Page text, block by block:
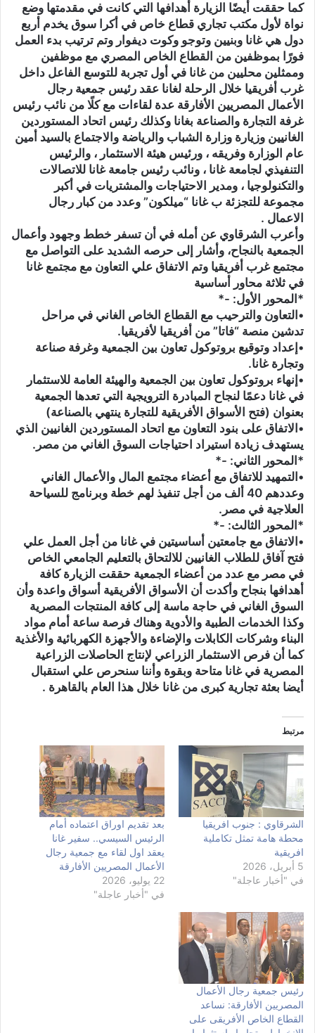
كما حققت أيضًا الزيارة أهدافها التي كانت في مقدمتها وضع
نواة لأول مكتب تجاري قطاع خاص في أكرا سوق يخدم أربع
دول هي غانا وبنيين وتوجو وكوت ديفوار وتم ترتيب بدء العمل
فورًا بموظفين من القطاع الخاص المصري مع موظفين
وممثلين محليين من غانا في أول تجربة للتوسع الفاعل داخل
غرب أفريقيا خلال الرحلة لغانا عقد رئيس جمعية رجال
الأعمال المصريين الأفارقة عدة لقاءات مع كلًا من نائب رئيس
غرفة التجارة والصناعة بغانا وكذلك رئيس اتحاد المستوردين
الغانيين وزيارة وزارة الشباب والرياضة والاجتماع بالسيد أمين
عام الوزارة وفريقه ، ورئيس هيئة الاستثمار ، والرئيس
التنفيذي لجامعة غانا ، ونائب رئيس جامعة غانا للاتصالات
والتكنولوجيا ، ومدير الاحتياجات والمشتريات في أكبر
مجموعة للتجزئة ب غانا “ميلكون” وعدد من كبار رجال
الاعمال .
وأعرب الشرقاوي عن أمله في أن تسفر خطط وجهود وأعمال
الجمعية بالنجاح، وأشار إلى حرصه الشديد على التواصل مع
مجتمع غرب أفريقيا وتم الاتفاق علي التعاون مع مجتمع غانا
في ثلاثة محاور أساسية
*المحور الأول: -*
•التعاون والترحيب مع القطاع الخاص الغاني في مراحل
تدشين منصة “فاتا” من أفريقيا لأفريقيا.
•إعداد وتوقيع بروتوكول تعاون بين الجمعية وغرفة صناعة
وتجارة غانا.
•إنهاء بروتوكول تعاون بين الجمعية والهيئة العامة للاستثمار
في غانا دعمًا لنجاح المبادرة الترويجية التي تعدها الجمعية
بعنوان (فتح الأسواق الأفريقية للتجارة ينتهي بالصناعة)
•الاتفاق على بنود التعاون مع اتحاد المستوردين الغانيين الذي
يستهدف زيادة استيراد احتياجات السوق الغاني من مصر.
*المحور الثاني: -*
•التمهيد للاتفاق مع أعضاء مجتمع المال والأعمال الغاني
وعددهم 40 ألف من أجل تنفيذ لهم خطة وبرنامج للسياحة
العلاجية في مصر.
*المحور الثالث: -*
•الاتفاق مع جامعتين أساسيتين في غانا من أجل العمل علي
فتح آفاق للطلاب الغانيين للالتحاق بالتعليم الجامعي الخاص
في مصر مع عدد من أعضاء الجمعية حققت الزيارة كافة
أهدافها بنجاح وأكدت أن الأسواق الأفريقية أسواق واعدة وأن
السوق الغاني في حاجة ماسة إلى كافة المنتجات المصرية
وكذا الخدمات الطبية والأدوية وهناك فرصة ساعة أمام مواد
البناء وشركات الكابلات والإضاءة والأجهزة الكهربائية والأغذية
كما أن فرص الاستثمار الزراعي لإنتاج الحاصلات الزراعية
المصرية في غانا متاحة وبقوة وأننا سنحرص علي استقبال
أيضا بعثة تجارية كبرى من غانا خلال هذا العام بالقاهرة .
مرتبط
الشرقاوي : جنوب افريقيا
محطة هامة تمثل تكاملية
افريقية
5 أبريل، 2026
في "أخبار عاجلة"
بعد تقديم اوراق اعتماده أمام
الرئيس السيسي.. سفير غانا
يعقد اول لقاء مع جمعية رجال
الأعمال المصريين الأفارقة
22 يوليو، 2026
في "أخبار عاجلة"
رئيس جمعية رجال الأعمال
المصريين الأفارقة: نساعد
القطاع الخاص الأفريقى على